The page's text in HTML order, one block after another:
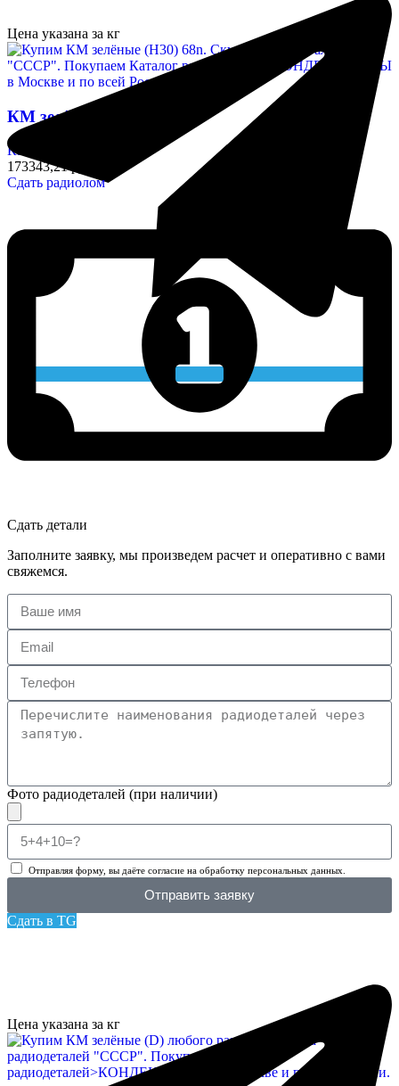
Цена указана за кг
КМ зелёные (Н30) 68n
Конденсаторы
173343,21 руб/кг
Сдать радиолом
Сдать детали
Заполните заявку, мы произведем расчет и оперативно с вами
свяжемся.
Фото радиодеталей (при наличии)
Отправляя форму, вы даёте согласие на обработку персональных данных.
Отправить заявку
Сдать в TG
Цена указана за кг